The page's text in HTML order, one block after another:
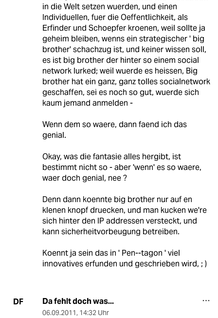
in die Welt setzen wuerden, und einen
Individuellen, fuer die Oeffentlichkeit, als
Erfinder und Schoepfer kroenen, weil sollte ja
geheim bleiben, wenns ein strategischer ' big
brother' schachzug ist, und keiner wissen soll,
es ist big brother der hinter so einem social
network lurked; weil wuerde es heissen, Big
brother hat ein ganz, ganz tolles socialnetwork
geschaffen, sei es noch so gut, wuerde sich
kaum jemand anmelden -
Wenn dem so waere, dann faend ich das
genial.
Okay, was die fantasie alles hergibt, ist
bestimmt nicht so - aber 'wenn' es so waere,
waer doch genial, nee ?
Denn dann koennte big brother nur auf en
klenen knopf druecken, und man kucken we're
sich hinter den IP addressen versteckt, und
kann sicherheitvorbeugung betreiben.
Koennt ja sein das in ' Pen--tagon ' viel
innovatives erfunden und geschrieben wird, ; )
DF Da fehlt doch was...
06.09.2011, 14:32 Uhr